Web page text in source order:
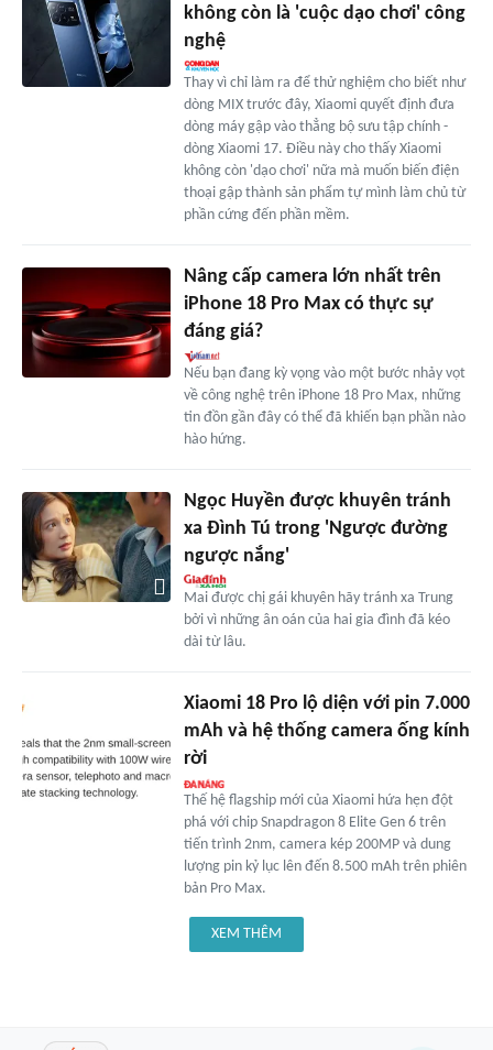
không còn là 'cuộc dạo chơi' công
nghệ
Thay vì chỉ làm ra để thử nghiệm cho biết như
dòng MIX trước đây, Xiaomi quyết định đưa
dòng máy gập vào thẳng bộ sưu tập chính -
dòng Xiaomi 17. Điều này cho thấy Xiaomi
không còn 'dạo chơi' nữa mà muốn biến điện
thoại gập thành sản phẩm tự mình làm chủ từ
phần cứng đến phần mềm.
Nâng cấp camera lớn nhất trên
iPhone 18 Pro Max có thực sự
đáng giá?
Nếu bạn đang kỳ vọng vào một bước nhảy vọt
về công nghệ trên iPhone 18 Pro Max, những
tin đồn gần đây có thể đã khiến bạn phần nào
hào hứng.
Ngọc Huyền được khuyên tránh
xa Đình Tú trong 'Ngược đường
ngược nắng'
Mai được chị gái khuyên hãy tránh xa Trung
bởi vì những ân oán của hai gia đình đã kéo
dài từ lâu.
Xiaomi 18 Pro lộ diện với pin 7.000
mAh và hệ thống camera ống kính
rời
Thế hệ flagship mới của Xiaomi hứa hẹn đột
phá với chip Snapdragon 8 Elite Gen 6 trên
tiến trình 2nm, camera kép 200MP và dung
lượng pin kỷ lục lên đến 8.500 mAh trên phiên
bản Pro Max.
XEM THÊM